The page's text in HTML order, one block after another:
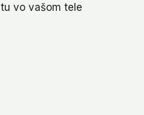
vo vašom tele